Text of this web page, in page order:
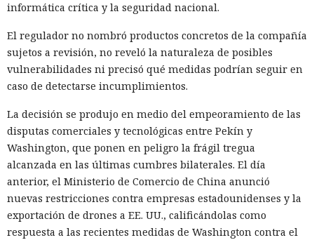
informática crítica y la seguridad nacional.
El regulador no nombró productos concretos de la compañía
sujetos a revisión, no reveló la naturaleza de posibles
vulnerabilidades ni precisó qué medidas podrían seguir en
caso de detectarse incumplimientos.
La decisión se produjo en medio del empeoramiento de las
disputas comerciales y tecnológicas entre Pekín y
Washington, que ponen en peligro la frágil tregua
alcanzada en las últimas cumbres bilaterales. El día
anterior, el Ministerio de Comercio de China anunció
nuevas restricciones contra empresas estadounidenses y la
exportación de drones a EE. UU., calificándolas como
respuesta a las recientes medidas de Washington contra el